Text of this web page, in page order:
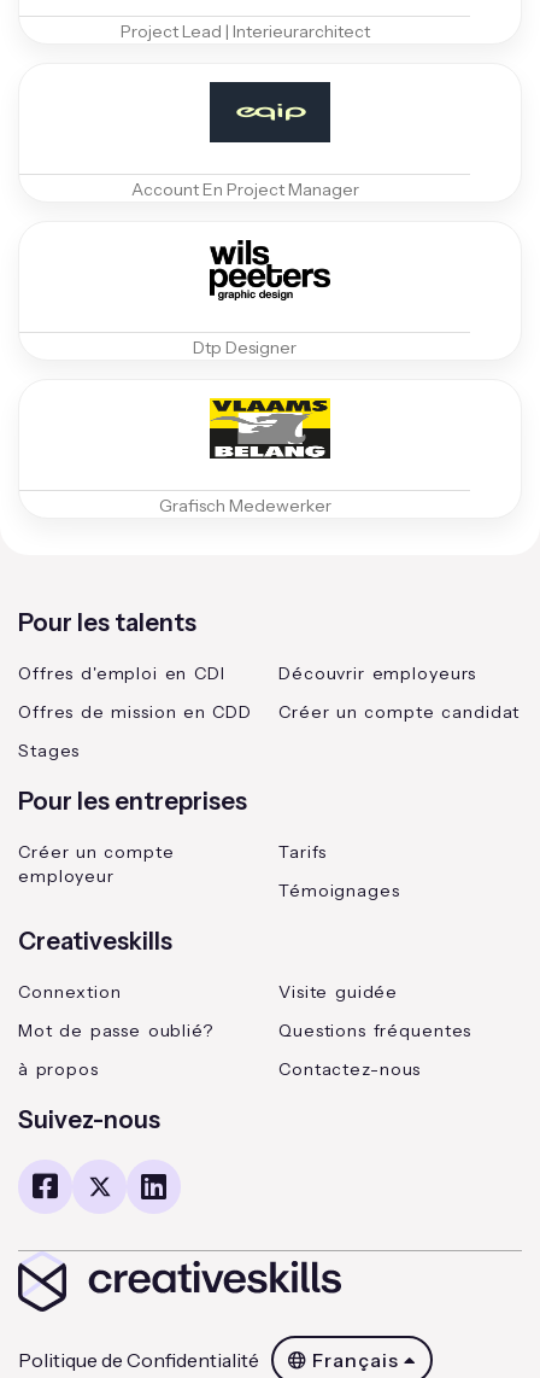
Project Lead | Interieurarchitect
Account En Project Manager
Dtp Designer
Grafisch Medewerker
Pour les talents
Offres d'emploi en CDI
Offres de mission en CDD
Stages
Découvrir employeurs
Créer un compte candidat
Pour les entreprises
Créer un compte
employeur
Tarifs
Témoignages
Creativeskills
Connextion
Mot de passe oublié?
à propos
Visite guidée
Questions fréquentes
Contactez-nous
Suivez-nous
Politique de Confidentialité Français